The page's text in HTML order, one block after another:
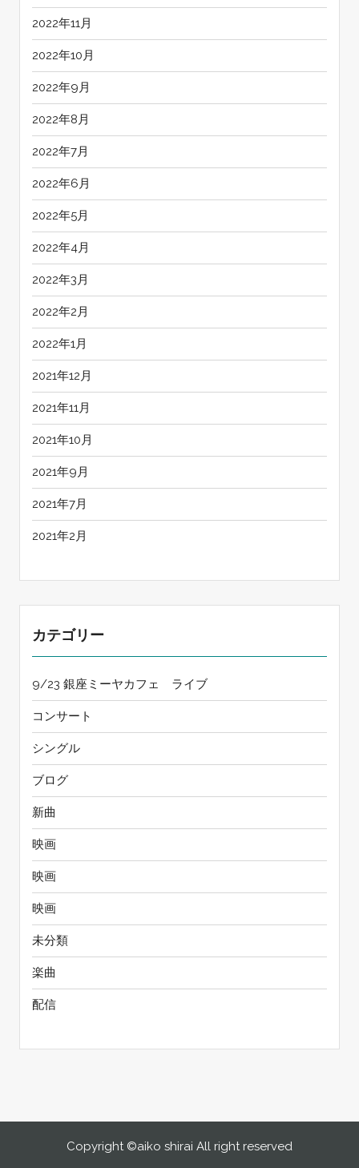
2022年11月
2022年10月
2022年9月
2022年8月
2022年7月
2022年6月
2022年5月
2022年4月
2022年3月
2022年2月
2022年1月
2021年12月
2021年11月
2021年10月
2021年9月
2021年7月
2021年2月
カテゴリー
9/23 銀座ミーヤカフェ ライブ
コンサート
シングル
ブログ
新曲
映画
映画
映画
未分類
楽曲
配信
Copyright ©aiko shirai All right reserved